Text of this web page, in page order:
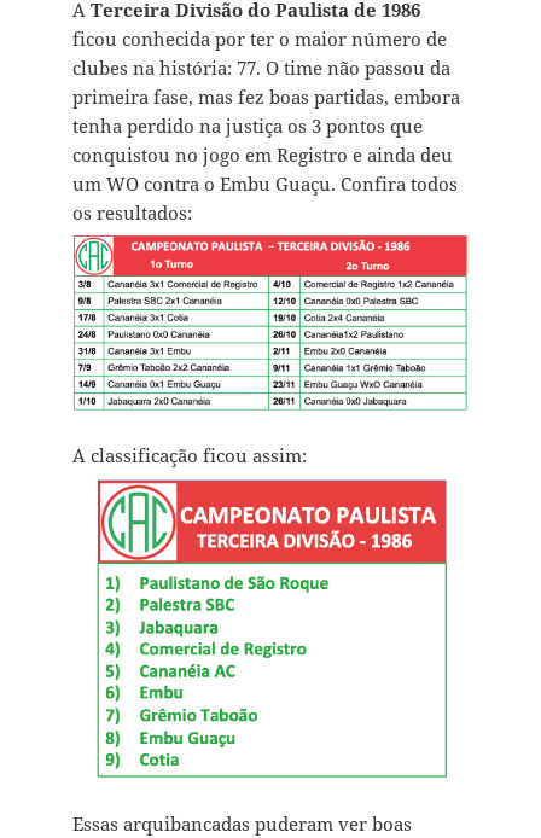
A Terceira Divisão do Paulista de 1986
ficou conhecida por ter o maior número de
clubes na história: 77. O time não passou da
primeira fase, mas fez boas partidas, embora
tenha perdido na justiça os 3 pontos que
conquistou no jogo em Registro e ainda deu
um WO contra o Embu Guaçu. Confira todos
os resultados:
A classificação ficou assim:
Essas arquibancadas puderam ver boas